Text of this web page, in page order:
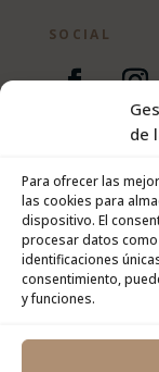
de
Para ofrecer las
las cookies para
dispositivo. El
procesar datos
identificaciones
consentimiento,
y funciones.
SOCIAL
Aviso Legal
Política de
Política de de